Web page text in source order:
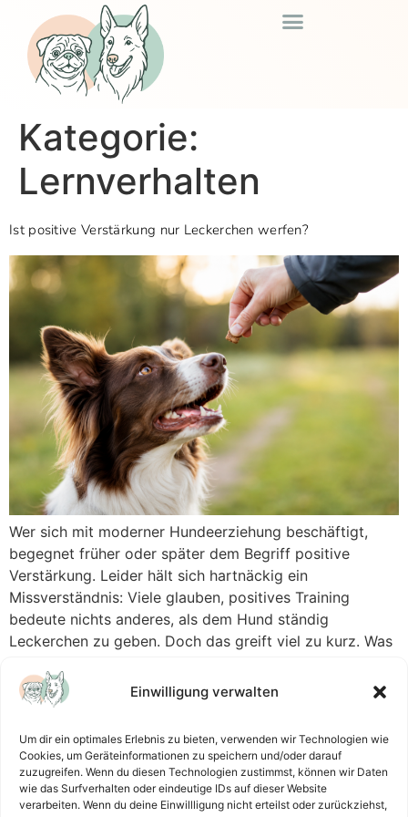
Einwilligung verwalten
Um dir ein optimales Erlebnis zu bieten, verwenden wir Technologien wie
Cookies, um Geräteinformationen zu speichern und/oder darauf
zuzugreifen. Wenn du diesen Technologien zustimmst, können wir Daten
wie das Surfverhalten oder eindeutige IDs auf dieser Website
verarbeiten. Wenn du deine Einwillligung nicht erteilst oder zurückziehst,
Kategorie:
Lernverhalten
Ist positive Verstärkung nur Leckerchen werfen?
Wer sich mit moderner Hundeerziehung beschäftigt,
begegnet früher oder später dem Begriff positive
Verstärkung. Leider hält sich hartnäckig ein
Missverständnis: Viele glauben, positives Training
bedeute nichts anderes, als dem Hund ständig
Leckerchen zu geben. Doch das greift viel zu kurz. Was
Verstärkung bedeutet, dass auf ein gewünschtes
Verhalten etwas Angenehmes folgt. […]